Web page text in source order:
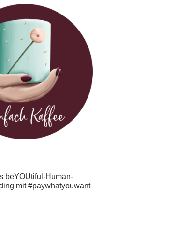
beYOUtiful-Human-
mit #paywhatyouwant